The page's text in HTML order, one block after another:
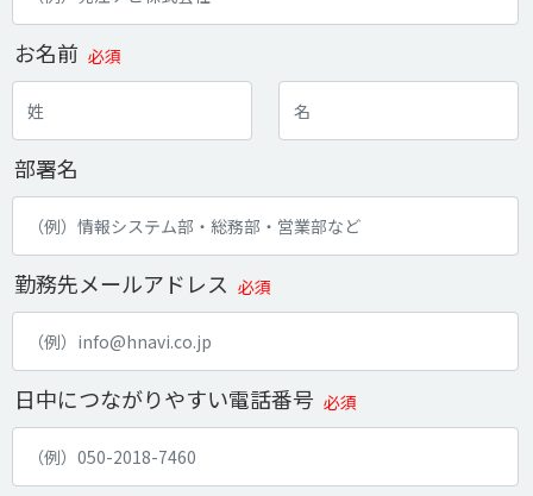
お名前 必須
部署名
勤務先メールアドレス 必須
日中につながりやすい電話番号 必須